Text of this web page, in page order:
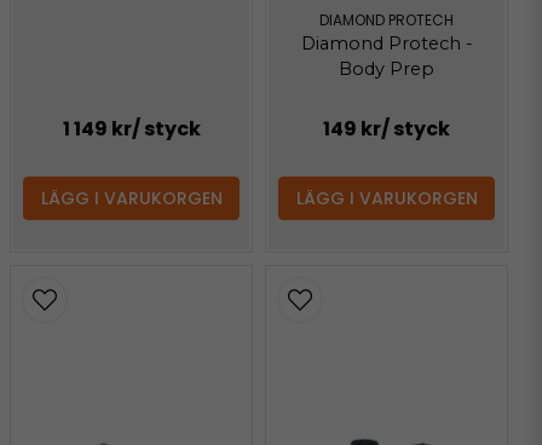
1 149 kr/ styck
LÄGG I VARUKORGEN
DIAMOND PROTECH
Diamond Protech -
Body Prep
149 kr/ styck
LÄGG I VARUKORGEN